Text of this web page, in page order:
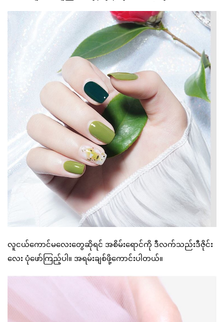
လူငယ်ကောင်မလေးတွေဆိုရင် အစိမ်းရောင်ကို ဒီလက်သည်းဒီဇိုင်း
လေး ပုံဖော်ကြည့်ပါ။ အရမ်းချစ်ဖို့ကောင်းပါတယ်။